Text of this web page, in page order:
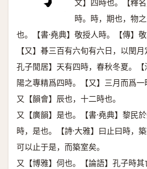
文】四時也。【釋
時。時，期也，物
也。【書·堯典】敬授人時。【傳】
【又】朞三百有六旬有六日，以閏
孔子閒居】天有四時，春秋冬夏。【
陽之專精爲四時。【又】三月而爲一
又【韻會】辰也，十二時也。
又【廣韻】是也。【書·堯典】黎民於
時，是也。【詩·大雅】曰止曰時，
可以止于是，而築室矣。
又【博雅】伺也。【論語】孔子時其